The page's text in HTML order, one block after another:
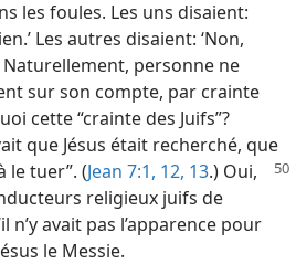
les foules. Les uns disaient:
Les autres disaient: ‘Non,
Naturellement, personne ne
sur son compte, par crainte
cette “crainte des Juifs”?
que Jésus était recherché, que
le tuer”. (Jean 7:1, 12, 13.) Oui,
religieux juifs de
n’y avait pas l’apparence pour
le Messie.